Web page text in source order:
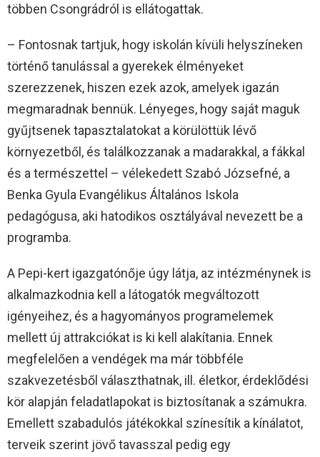
többen Csongrádról is ellátogattak.
– Fontosnak tartjuk, hogy iskolán kívüli helyszíneken
történő tanulással a gyerekek élményeket
szerezzenek, hiszen ezek azok, amelyek igazán
megmaradnak bennük. Lényeges, hogy saját maguk
gyűjtsenek tapasztalatokat a körülöttük lévő
környezetből, és találkozzanak a madarakkal, a fákkal
és a természettel – vélekedett Szabó Józsefné, a
Benka Gyula Evangélikus Általános Iskola
pedagógusa, aki hatodikos osztályával nevezett be a
programba.
A Pepi-kert igazgatónője úgy látja, az intézménynek is
alkalmazkodnia kell a látogatók megváltozott
igényeihez, és a hagyományos programelemek
mellett új attrakciókat is ki kell alakítania. Ennek
megfelelően a vendégek ma már többféle
szakvezetésből választhatnak, ill. életkor, érdeklődési
kör alapján feladatlapokat is biztosítanak a számukra.
Emellett szabadulós játékokkal színesítik a kínálatot,
terveik szerint jövő tavasszal pedig egy